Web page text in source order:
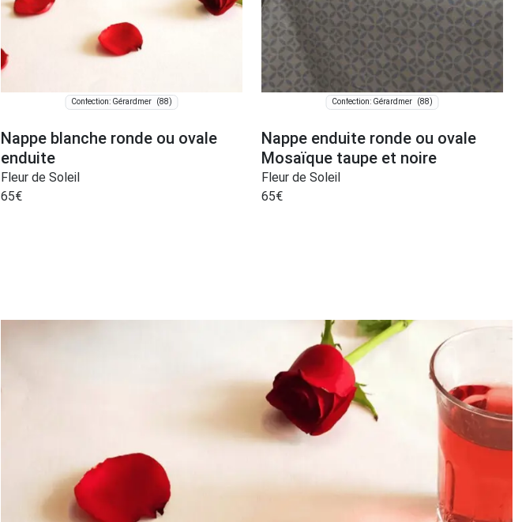
Confection: Gérardmer (88)
Nappe blanche ronde ou ovale
enduite
Fleur de Soleil
65€
Confection: Gérardmer (88)
Nappe enduite ronde ou ovale
Mosaïque taupe et noire
Fleur de Soleil
65€